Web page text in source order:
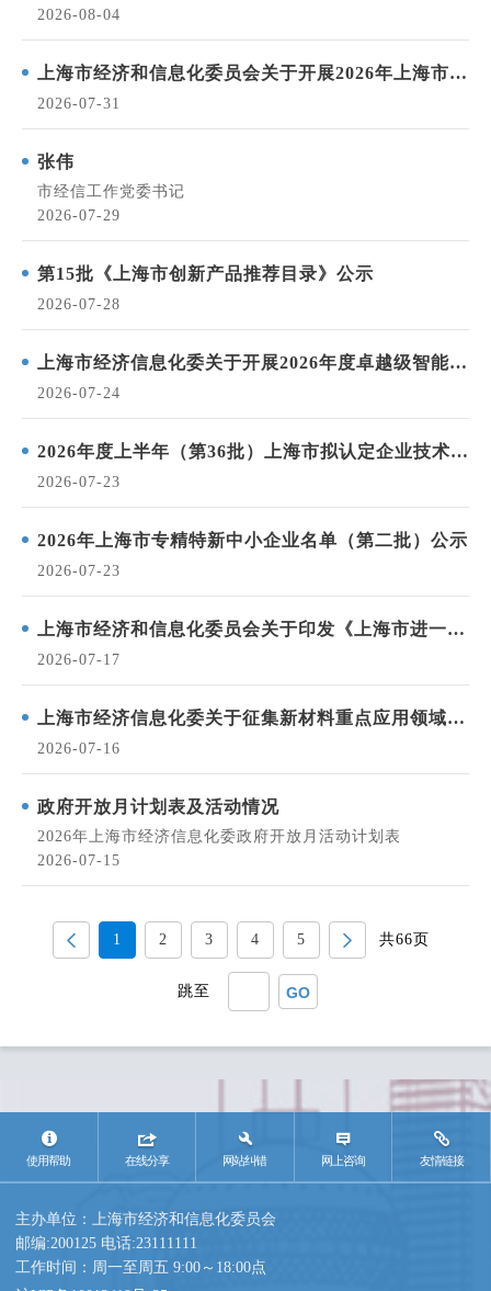
信息化领域行政处罚裁量权基准适用规定》的通知
2026-08-04
上海市经济和信息化委员会关于开展2026年上海市制
造业企业质量管理能力评价工作的通知
2026-07-31
张伟
市经信工作党委书记
2026-07-29
第15批《上海市创新产品推荐目录》公示
2026-07-28
上海市经济信息化委关于开展2026年度卓越级智能工
厂、领航级智能工厂申报工作的通知
2026-07-24
2026年度上半年（第36批）上海市拟认定企业技术中
心 公示
2026-07-23
2026年上海市专精特新中小企业名单（第二批）公示
2026-07-23
上海市经济和信息化委员会关于印发《上海市进一步
推动“AI+制造”发展的若干措施》的通知
2026-07-17
上海市经济信息化委关于征集新材料重点应用领域研
发攻关需求的通知
2026-07-16
政府开放月计划表及活动情况
2026年上海市经济信息化委政府开放月活动计划表
2026-07-15
1 2 3 4 5 共66页
跳至 GO
使用帮助 在线分享 网站纠错 网上咨询 友情链接
主办单位：上海市经济和信息化委员会
邮编:200125 电话:23111111
工作时间：周一至周五 9:00～18:00点